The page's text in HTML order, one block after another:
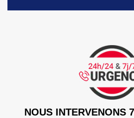
NOUS INTERVENONS